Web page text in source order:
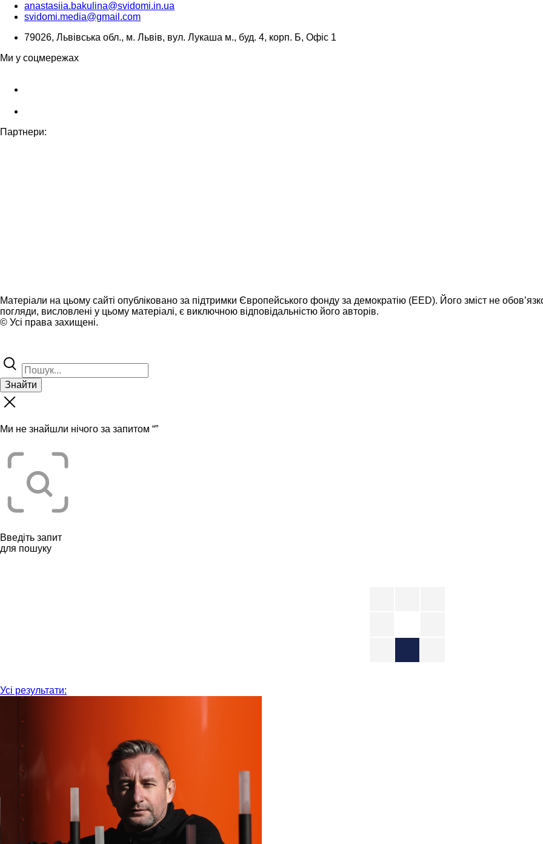
anastasiia.bakulina@svidomi.in.ua
svidomi.media@gmail.com
79026, Львівська обл., м. Львів, вул. Лукаша м., буд. 4, корп. Б, Офіс 1
Ми у соцмережах
Партнери:
Матеріали на цьому сайті опубліковано за підтримки Європейського фонду за демократію (EED). Його зміст не
погляди, висловлені у цьому матеріалі, є виключною відповідальністю його авторів.
© Усі права захищені.
Знайти
Ми не знайшли нічого за запитом “”
Введіть запит
для пошуку
Усі результати: